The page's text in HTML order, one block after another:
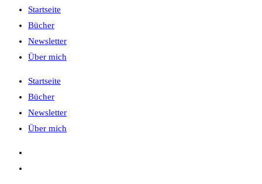
Startseite
Bücher
Newsletter
Über mich
Startseite
Bücher
Newsletter
Über mich